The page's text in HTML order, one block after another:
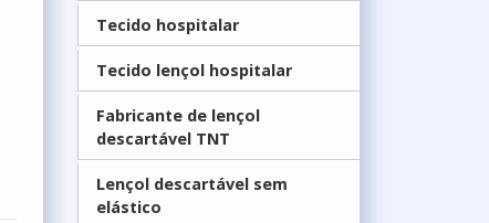
Tecido hospitalar
Tecido lençol hospitalar
Fabricante de lençol
descartável TNT
Lençol descartável sem
elástico